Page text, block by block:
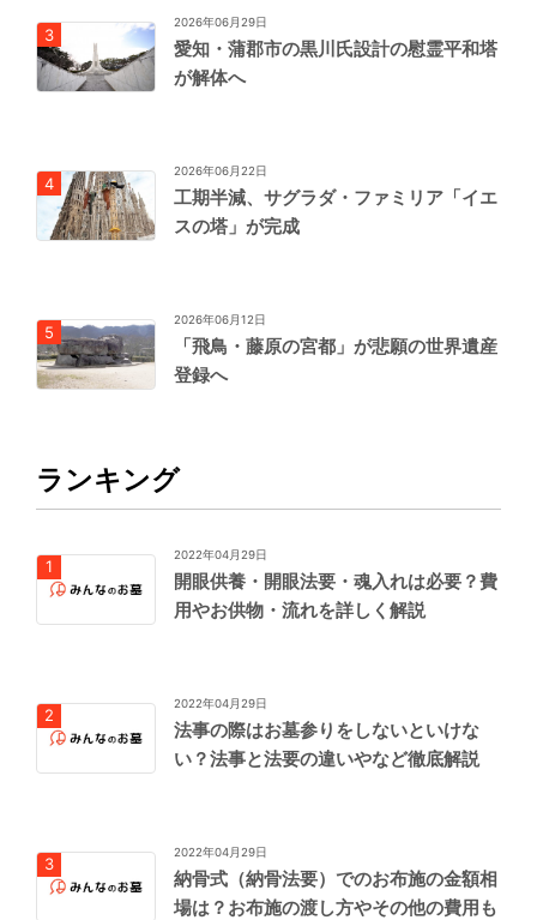
2026年06月29日
愛知・蒲郡市の黒川氏設計の慰霊平和塔
が解体へ
2026年06月22日
工期半減、サグラダ・ファミリア「イエ
スの塔」が完成
2026年06月12日
「飛鳥・藤原の宮都」が悲願の世界遺産
登録へ
ランキング
2022年04月29日
開眼供養・開眼法要・魂入れは必要？費
用やお供物・流れを詳しく解説
2022年04月29日
法事の際はお墓参りをしないといけな
い？法事と法要の違いやなど徹底解説
2022年04月29日
納骨式（納骨法要）でのお布施の金額相
場は？お布施の渡し方やその他の費用も